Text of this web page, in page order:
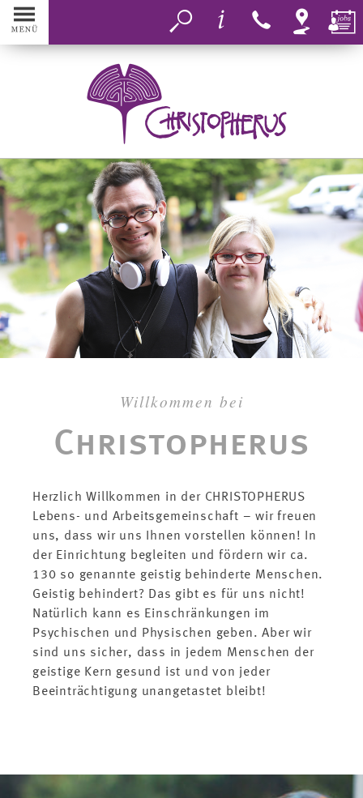
MENÜ
Aktuelles
Christopherus
Bereiche
Inklusion
Aktiv werden
Eins+Alles
Erfahrungsfeld
der Sinne
zum neuen
EINS+ALLES
Onlineshop
frisch gerösteter
Kaffee aus unserem
Online-Shop
Willkommen bei
Chris­topherus
Herzlich Willkommen in der CHRISTOPHERUS
Lebens- und Arbeitsgemeinschaft – wir freuen
uns, dass wir uns Ihnen vorstellen können! In
der Einrichtung begleiten und fördern wir ca.
130 so genannte geistig behinderte Menschen.
Geistig behindert? Das gibt es für uns nicht!
Natürlich kann es Einschränkungen im
Psychischen und Physischen geben. Aber wir
sind uns sicher, dass in jedem Menschen der
geistige Kern gesund ist und von jeder
Beeinträchtigung unangetastet bleibt!